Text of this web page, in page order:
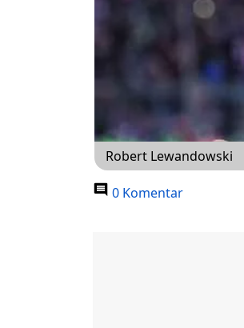
Robert Lewandowski
0 Komentar